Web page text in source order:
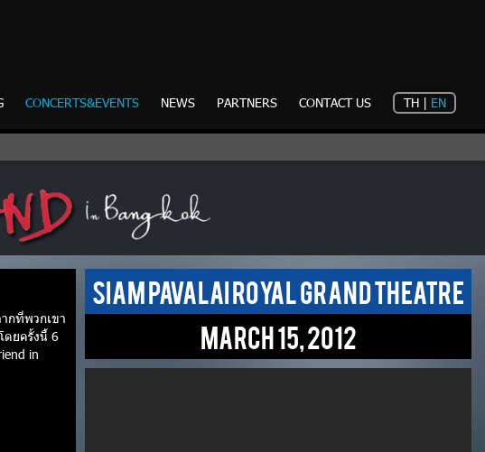
CONCERTS&EVENTS NEWS PARTNERS CONTACT US TH| EN
กที่พวกเขา
ดยครั้งนี้ 6
in
SIAM PAVALAI ROYAL GRAND THEATRE
March 15, 2012